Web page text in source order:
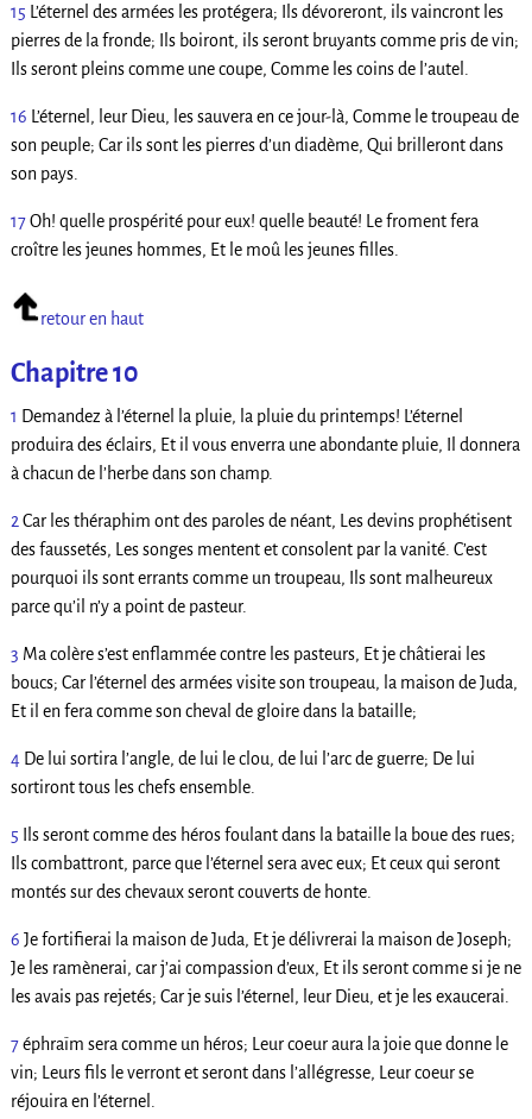
15 L’éternel des armées les protégera; Ils dévoreront, ils vaincront les
pierres de la fronde; Ils boiront, ils seront bruyants comme pris de vin;
Ils seront pleins comme une coupe, Comme les coins de l’autel.
16 L’éternel, leur Dieu, les sauvera en ce jour-là, Comme le troupeau de
son peuple; Car ils sont les pierres d’un diadème, Qui brilleront dans
son pays.
17Oh! quelle prospérité pour eux! quelle beauté! Le froment fera
croître les jeunes hommes, Et le moû les jeunes filles.
retour en haut
Chapitre 10
1 Demandez à l’éternel la pluie, la pluie du printemps! L’éternel
produira des éclairs, Et il vous enverra une abondante pluie, Il donnera
à chacun de l’herbe dans son champ.
2 Car les théraphim ont des paroles de néant, Les devins prophétisent
des faussetés, Les songes mentent et consolent par la vanité. C’est
pourquoi ils sont errants comme un troupeau, Ils sont malheureux
parce qu’il n’y a point de pasteur.
3 Ma colère s’est enflammée contre les pasteurs, Et je châtierai les
boucs; Car l’éternel des armées visite son troupeau, la maison de Juda,
Et il en fera comme son cheval de gloire dans la bataille;
4De lui sortira l’angle, de lui le clou, de lui l’arc de guerre; De lui
sortiront tous les chefs ensemble.
5 Ils seront comme des héros foulant dans la bataille la boue des rues;
Ils combattront, parce que l’éternel sera avec eux; Et ceux qui seront
montés sur des chevaux seront couverts de honte.
6 Je fortifierai la maison de Juda, Et je délivrerai la maison de Joseph;
Je les ramènerai, car j’ai compassion d’eux, Et ils seront comme si je ne
les avais pas rejetés; Car je suis l’éternel, leur Dieu, et je les exaucerai.
7éphraïm sera comme un héros; Leur coeur aura la joie que donne le
vin; Leurs fils le verront et seront dans l’allégresse, Leur coeur se
réjouira en l’éternel.